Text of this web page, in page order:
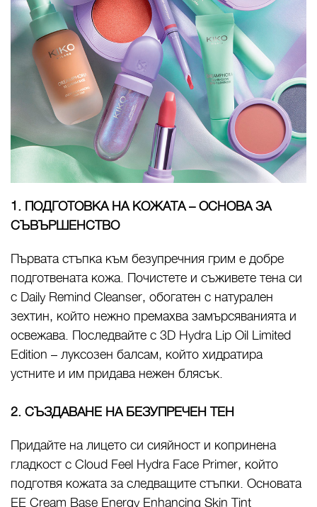
1. ПОДГОТОВКА НА КОЖАТА – ОСНОВА ЗА
СЪВЪРШЕНСТВО
Първата стъпка към безупречния грим е добре
подготвената кожа. Почистете и съживете тена си
с Daily Remind Cleanser, обогатен с натурален
зехтин, който нежно премахва замърсяванията и
освежава. Последвайте с 3D Hydra Lip Oil Limited
Edition – луксозен балсам, който хидратира
устните и им придава нежен блясък.
2. СЪЗДАВАНЕ НА БЕЗУПРЕЧЕН ТЕН
Придайте на лицето си сияйност и копринена
гладкост с Cloud Feel Hydra Face Primer, който
подготвя кожата за следващите стъпки. Основата
EE Cream Base Energy Enhancing Skin Tint